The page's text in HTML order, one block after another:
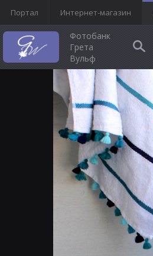
Портал Интернет-магазин
Фотобанк
Грета
Вульф